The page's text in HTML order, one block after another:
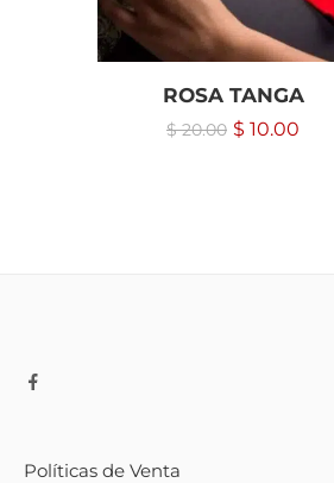
ROSA TANGA
$20.00 $ 10.00
Políticas de Venta